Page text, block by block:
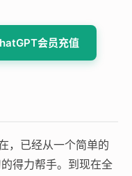
会员充值
，已经从一个简单的
得力帮手。到现在全